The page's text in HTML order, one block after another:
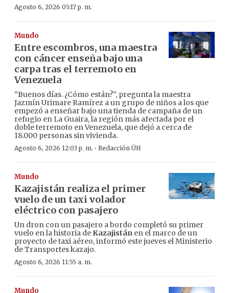
Agosto 6, 2026 05:17 p. m.
Mundo
Entre escombros, una maestra
con cáncer enseña bajo una
carpa tras el terremoto en
Venezuela
“Buenos días. ¿Cómo están?”, pregunta la maestra
Jazmín Urimare Ramírez a un grupo de niños a los que
empezó a enseñar bajo una tienda de campaña de un
refugio en La Guaira, la región más afectada por el
doble terremoto en Venezuela, que dejó a cerca de
18.000 personas sin vivienda.
Agosto 6, 2026 12:03 p. m. · Redacción ÚH
Mundo
Kazajistán realiza el primer
vuelo de un taxi volador
eléctrico con pasajero
Un dron con un pasajero a bordo completó su primer
vuelo en la historia de Kazajistán en el marco de un
proyecto de taxi aéreo, informó este jueves el Ministerio
de Transportes kazajo.
Agosto 6, 2026 11:55 a. m.
Mundo